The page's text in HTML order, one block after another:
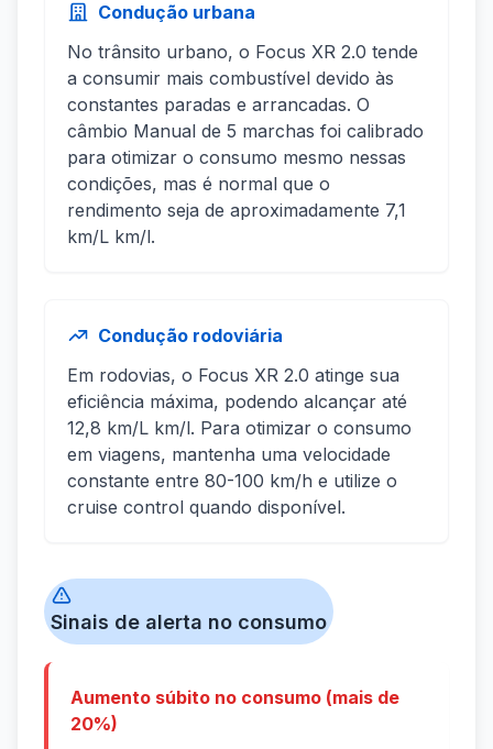
Condução urbana
No trânsito urbano, o Focus XR 2.0 tende
a consumir mais combustível devido às
constantes paradas e arrancadas. O
câmbio Manual de 5 marchas foi calibrado
para otimizar o consumo mesmo nessas
condições, mas é normal que o
rendimento seja de aproximadamente 7,1
km/L km/l.
Condução rodoviária
Em rodovias, o Focus XR 2.0 atinge sua
eficiência máxima, podendo alcançar até
12,8 km/L km/l. Para otimizar o consumo
em viagens, mantenha uma velocidade
constante entre 80-100 km/h e utilize o
cruise control quando disponível.
Sinais de alerta no consumo
Aumento súbito no consumo (mais de
20%)